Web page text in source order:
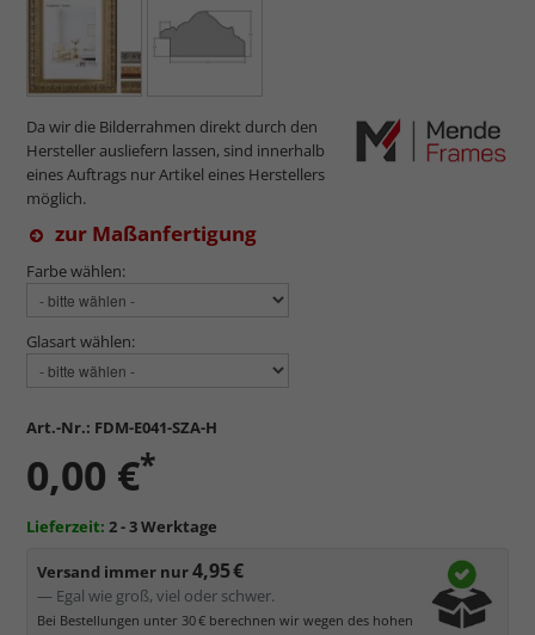
Da wir die Bilderrahmen direkt durch den
Hersteller ausliefern lassen, sind innerhalb
eines Auftrags nur Artikel eines Herstellers
möglich.
zur Maßanfertigung
Farbe wählen:
Glasart wählen:
Art.-Nr.: FDM-E041-SZA-H
0,00 €*
Lieferzeit: 2 - 3 Werktage
Versand immer nur4,95 €
— Egal wie groß, viel oder schwer.
Bei Bestellungen unter 30 € berechnen wir wegen des hohen